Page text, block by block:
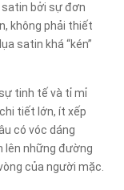
satin bởi sự đơn
không phải thiết
satin khá “kén”
tinh tế và tỉ mỉ
tiết lớn, ít xếp
có vóc dáng
lên những đường
của người mặc.